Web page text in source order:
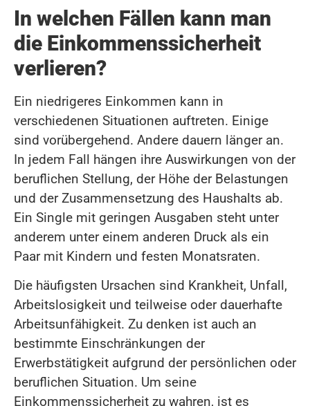
In welchen Fällen kann man
die Einkommenssicherheit
verlieren?
Ein niedrigeres Einkommen kann in
verschiedenen Situationen auftreten. Einige
sind vorübergehend. Andere dauern länger an.
In jedem Fall hängen ihre Auswirkungen von der
beruflichen Stellung, der Höhe der Belastungen
und der Zusammensetzung des Haushalts ab.
Ein Single mit geringen Ausgaben steht unter
anderem unter einem anderen Druck als ein
Paar mit Kindern und festen Monatsraten.
Die häufigsten Ursachen sind Krankheit, Unfall,
Arbeitslosigkeit und teilweise oder dauerhafte
Arbeitsunfähigkeit. Zu denken ist auch an
bestimmte Einschränkungen der
Erwerbstätigkeit aufgrund der persönlichen oder
beruflichen Situation. Um seine
Einkommenssicherheit zu wahren, ist es